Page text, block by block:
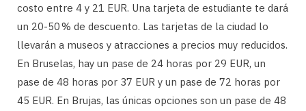
costo entre 4 y 21 EUR. Una tarjeta de estudiante te dará
un 20-50 % de descuento. Las tarjetas de la ciudad lo
llevarán a museos y atracciones a precios muy reducidos.
En Bruselas, hay un pase de 24 horas por 29 EUR, un
pase de 48 horas por 37 EUR y un pase de 72 horas por
45 EUR. En Brujas, las únicas opciones son un pase de 48